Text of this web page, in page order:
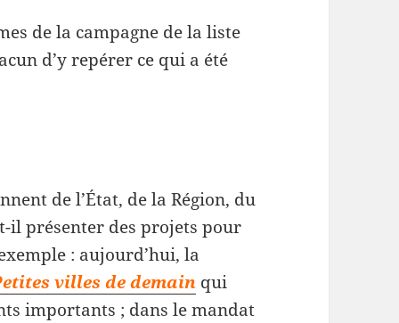
de la campagne de la liste
d’y repérer ce qui a été
de l’État, de la Région, du
il présenter des projets pour
: aujourd’hui, la
villes de demain qui
importants ; dans le mandat